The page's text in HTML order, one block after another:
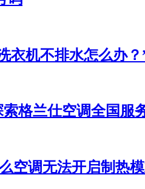
衣机不排水怎么办？
格兰仕空调全国服
空调无法开启制热模